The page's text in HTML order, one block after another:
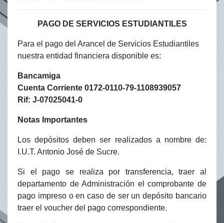
PAGO DE SERVICIOS ESTUDIANTILES
Para el pago del Arancel de Servicios Estudiantiles
nuestra entidad financiera disponible es:
Bancamiga
Cuenta Corriente 0172-0110-79-1108939057
Rif: J-07025041-0
Notas Importantes
Los depósitos deben ser realizados a nombre de:
I.U.T. Antonio José de Sucre.
Si el pago se realiza por transferencia, traer al
departamento de Administración el comprobante de
pago impreso o en caso de ser un depósito bancario
traer el voucher del pago correspondiente.